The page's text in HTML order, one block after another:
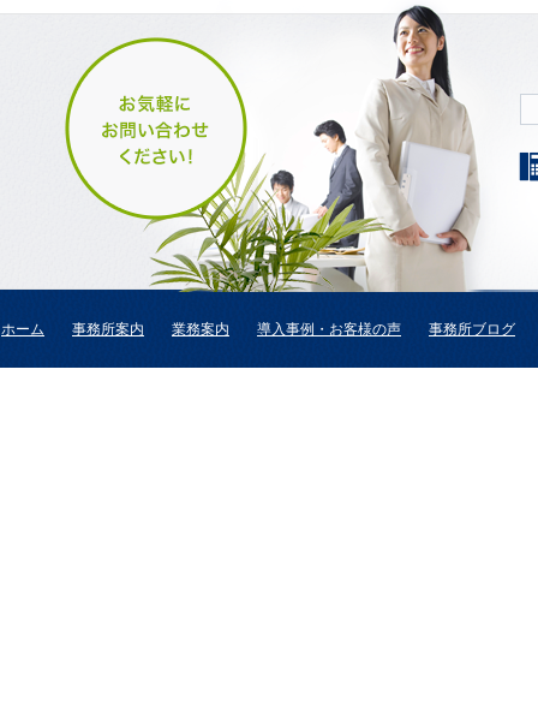
ホーム 事務所案内 業務案内 導入事例・お客様の声 事務所ブログ